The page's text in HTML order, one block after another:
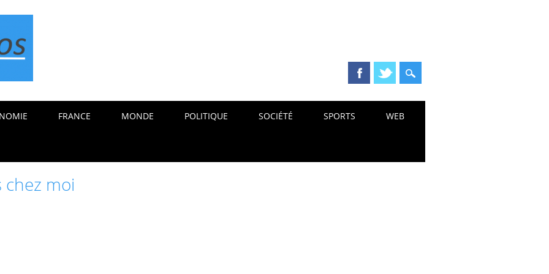
FRANCE MONDE POLITIQUE SOCIÉTÉ SPORTS WEB
chez moi